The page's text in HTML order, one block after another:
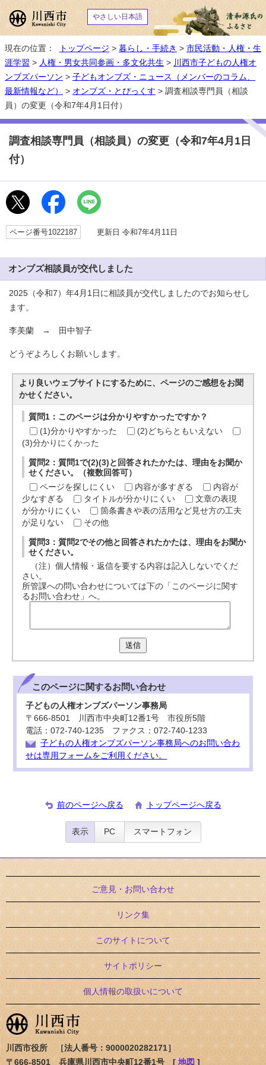
やさしい日本語
現在の位置： トップページ > 暮らし・手続き > 市民活動・人権・生
涯学習 > 人権・男女共同参画・多文化共生 > 川西市子どもの人権オ
ンブズパーソン > 子どもオンブズ・ニュース（メンバーのコラム、
最新情報など）
> オンブズ・とぴっくす > 調査相談専門員（相談
員）の変更（令和7年4月1日付）
調査相談専門員（相談員）の変更（令和7年4月1日
付）
ページ番号1022187 更新日 令和7年4月11日
オンブズ相談員が交代しました
2025（令和7）年4月1日に相談員が交代しましたのでお知らせし
ます。
李美蘭 → 田中智子
どうぞよろしくお願いします。
より良いウェブサイトにするために、ページのご感想をお聞
かせください。
質問1：このページは分かりやすかったですか？
(1)分かりやすかった
(2)どちらともいえない
(3)分かりにくかった
質問2：質問1で(2)(3)と回答されたかたは、理由をお聞か
せください。（複数回答可）
ページを探しにくい
内容が多すぎる
内容が
少なすぎる
タイトルが分かりにくい
文章の表現
が分かりにくい
箇条書きや表の活用など見せ方の工夫
が足りない
その他
質問3：質問2でその他と回答されたかたは、理由をお聞か
せください。
（注）個人情報・返信を要する内容は記入しないでくだ
さい。
所管課への問い合わせについては下の「このページに関す
るお問い合わせ」へ。
送信
このページに関するお問い合わせ
子どもの人権オンブズパーソン事務局
〒666-8501 川西市中央町12番1号 市役所5階
電話：072-740-1235 ファクス：072-740-1233
子どもの人権オンブズパーソン事務局へのお問い合わ
せは専用フォームをご利用ください。
前のページへ戻る トップページへ戻る
表示 PC スマートフォン
ご意見・お問い合わせ
リンク集
このサイトについて
サイトポリシー
個人情報の取扱いについて
川西市役所 ［法人番号：9000020282171］
〒666-8501 兵庫県川西市中央町12番1号 [ 地図 ]